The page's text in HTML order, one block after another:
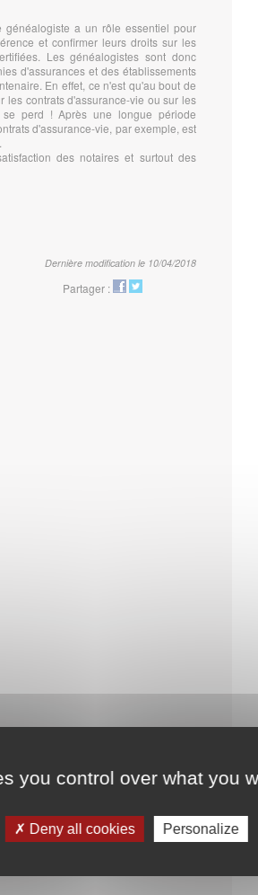
a un rôle essentiel pour
et confirmer leurs droits sur les
Les généalogistes sont donc
d'assurances et des établissements
En effet, ce n'est qu'au bout de
les contrats d'assurance-vie ou sur les
perd ! Après une longue période
d'assurance-vie, par exemple, est
des notaires et surtout des
Dernière modification le 10/04/2018
Partager :
you control over what you
Deny all cookies Personalize